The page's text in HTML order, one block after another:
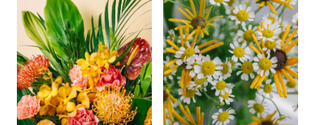
よくある質問
Q. 毎月自動でお花が届くサービスですか？